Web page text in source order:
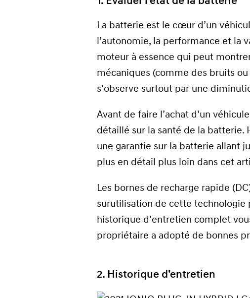
La batterie est le cœur d’un
l’autonomie, la performance et la
moteur à essence qui peut
mécaniques (comme des bruits
s’observe surtout par une
Avant de faire l’achat d’un
détaillé sur la santé de la
une garantie sur la batterie allant
plus en détail plus loin dans cet
Les bornes de recharge rapide
surutilisation de cette technologie
historique d’entretien complet
propriétaire a adopté de bonnes
2. Historique d’entretien